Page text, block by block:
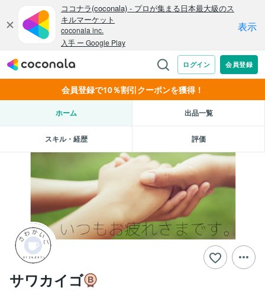
会員登録で10％割引クーポンを獲得！
ホーム 出品一覧
スキル・経歴 評価
サワカイゴ